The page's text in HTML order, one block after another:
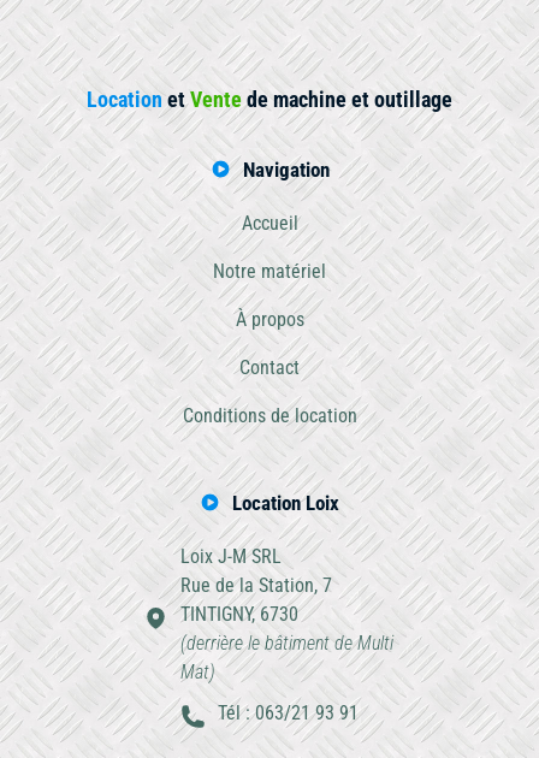
LocationetVentede machine et outillage
Navigation
Accueil
Notre matériel
À propos
Contact
Conditions de location
Location Loix
Loix J-M SRL
Rue de la Station, 7
TINTIGNY, 6730
(derrière le bâtiment de Multi
Mat)
Tél : 063/21 93 91